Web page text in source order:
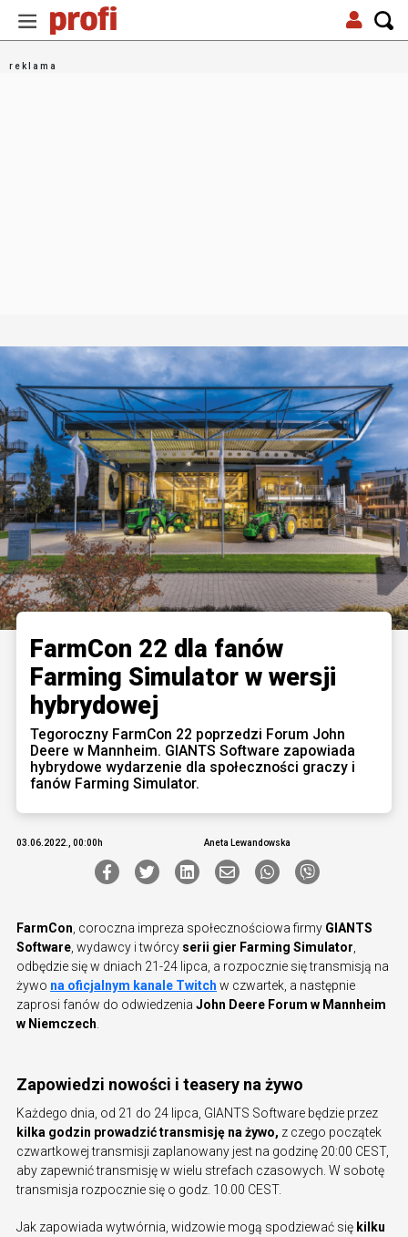
FarmCon 22 dla fanów
Farming Simulator w wersji
hybrydowej
Tegoroczny FarmCon 22 poprzedzi Forum John
Deere w Mannheim. GIANTS Software zapowiada
hybrydowe wydarzenie dla społeczności graczy i
fanów Farming Simulator.
03.06.2022., 00:00h Aneta Lewandowska
FarmCon , coroczna impreza społecznościowa firmy GIANTS
Software , wydawcy i twórcy serii gier Farming Simulator
odbędzie się w dniach 21-24 lipca, a rozpocznie się transmisją na
żywo na oficjalnym kanale Twitch w czwartek, a następnie
zaprosi fanów do odwiedzenia John Deere Forum w Mannheim
w Niemczech
Zapowiedzi nowości i teasery na żywo
Każdego dnia, od 21 do 24 lipca, GIANTS Software będzie przez
kilka godzin prowadzić transmisję na żywo, z czego początek
czwartkowej transmisji zaplanowany jest na godzinę 20:00 CEST,
aby zapewnić transmisję w wielu strefach czasowych. W sobotę
transmisja rozpocznie się o godz. 10.00 CEST.
Jak zapowiada wytwórnia, widzowie mogą spodziewać się kilku